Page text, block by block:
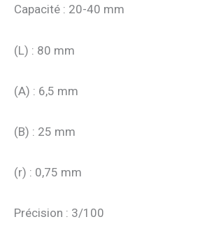
Capacité : 20-40 mm
(L) : 80 mm
(A) : 6,5 mm
(B) : 25 mm
(r) : 0,75 mm
Précision : 3/100